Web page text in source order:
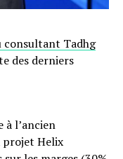
consultant Tadhg
des derniers
à l’ancien
projet Helix